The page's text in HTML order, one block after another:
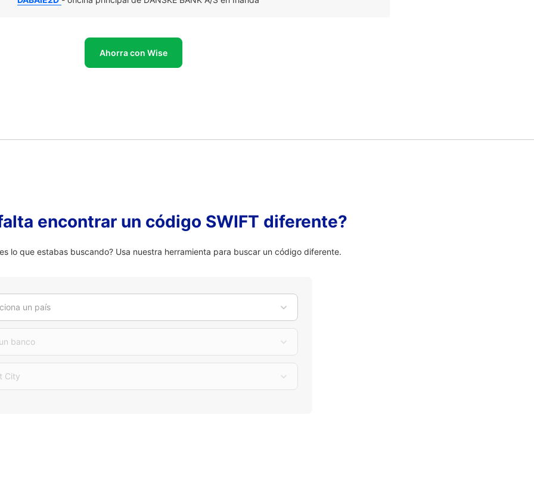
Ahorra con Wise
encontrar un código SWIFT diferente?
lo que estabas buscando? Usa nuestra herramienta para buscar un código diferente.
un país
banco
City